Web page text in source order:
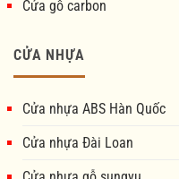
Cửa gỗ carbon
CỬA NHỰA
Cửa nhựa ABS Hàn Quốc
Cửa nhựa Đài Loan